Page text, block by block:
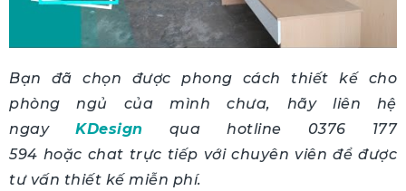
Bạn đã chọn được phong cách thiết kế cho
phòng ngủ của mình chưa, hãy liên hệ
ngay KDesign qua hotline 0376 177
594 hoặc chat trực tiếp với chuyên viên để được
tư vấn thiết kế miễn phí.